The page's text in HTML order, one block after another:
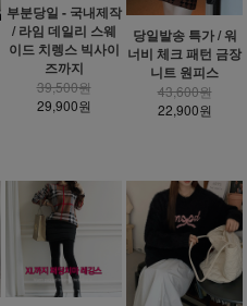
부분당일 - 국내제작
/ 라임 데일리 스웨
이드 치렝스 빅사이
즈까지
39,500원
29,900원
당일발송 특가 / 워
너비 체크 패턴 금장
니트 원피스
43,600원
22,900원